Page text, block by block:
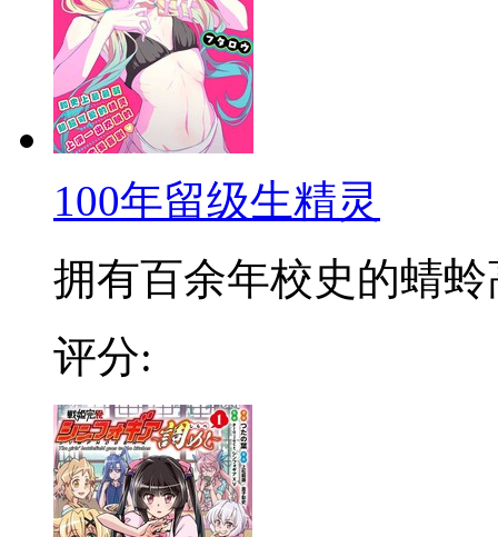
100年留级生精灵
拥有百余年校史的蜻蛉
评分: